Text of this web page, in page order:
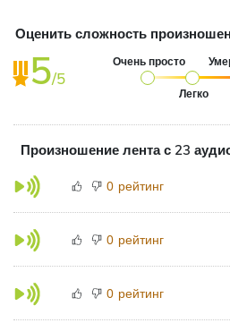
Оценить сложность
5/5
Очень просто
Легко
Произношение лента с 23
0 рейтинг
0 рейтинг
0 рейтинг